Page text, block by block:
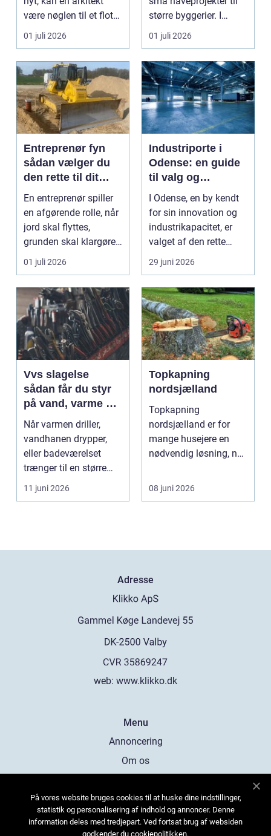
være nøglen til et flot
resultat, d...
01 juli 2026
større byggerier. I
Nordjylland...
01 juli 2026
Entreprenør fyn
sådan vælger du
den rette til dit
projekt
En entreprenør spiller
en afgørende rolle, når
jord skal flyttes,
grunden skal klargøres,
eller der ...
01 juli 2026
Industriporte i
Odense: en guide
til valg og
installation
I Odense, en by kendt
for sin innovation og
industrikapacitet, er
valget af den rette
industriport a...
29 juni 2026
Vvs slagelse
sådan får du styr
på vand, varme og
energi i din bolig
Når varmen driller,
vandhanen drypper,
eller badeværelset
trænger til en større
renovering, er en dy...
11 juni 2026
Topkapning
nordsjælland
Topkapning
nordsjælland er for
mange husejere en
nødvendig løsning, når
mørke, ut...
08 juni 2026
Adresse
web: www.klikko.dk
Menu
Annoncering
Om os
Kontakt os
Sitemap
På vores website bruges cookies til at huske dine indstillinger,
statistik og personalisering af indhold og annoncer. Denne
information deles med tredjepart. Ved fortsat brug af websiden
godkender du cookiepolitikken.